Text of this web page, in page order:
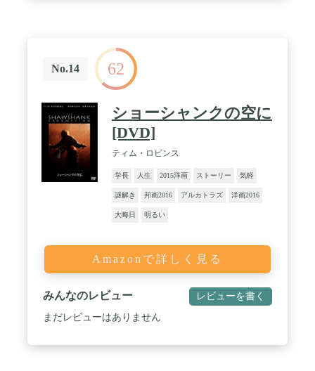
No.14 62
ショーシャンクの空に
[DVD]
ティム・ロビンス
学長 人生 2015洋画 ストーリー 気軽
謎解き 邦画2016 アルカトラズ 洋画2016
大晦日 明るい
Amazonで詳しく見る
みんなのレビュー レビューを書く
まだレビューはありません